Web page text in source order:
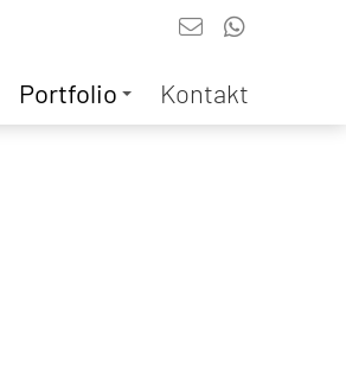
Portfolio Kontakt